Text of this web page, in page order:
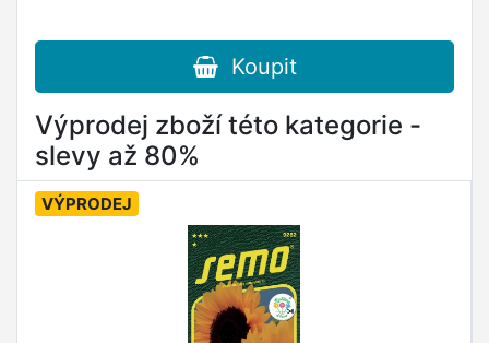
Koupit
Výprodej zboží této kategorie -
slevy až 80%
VÝPRODEJ